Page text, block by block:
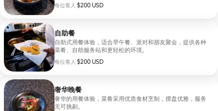
每位客人 $200 USD
每位客人 $200 USD
自助餐
自助式用餐体验，适合早午餐、派对和朋友聚会，提供各种
菜肴、自助服务站和更轻松的环境。
每位客人 $200 USD
每位客人 $200 USD
奢华晚餐
奢华的用餐体验，菜肴采用优质食材烹制，摆盘优雅，服务
无可挑剔。